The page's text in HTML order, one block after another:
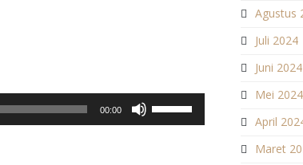
00:00
Agustus
Juli 2024
Juni 2024
Mei 2024
April
Maret